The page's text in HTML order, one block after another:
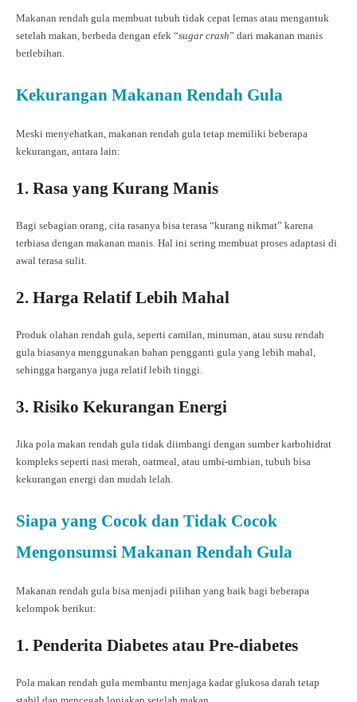
Makanan rendah gula membuat tubuh tidak cepat lemas atau mengantuk
setelah makan, berbeda dengan efek “sugar crash” dari makanan manis
berlebihan.
Kekurangan Makanan Rendah Gula
Meski menyehatkan, makanan rendah gula tetap memiliki beberapa
kekurangan, antara lain:
1. Rasa yang Kurang Manis
Bagi sebagian orang, cita rasanya bisa terasa “kurang nikmat” karena
terbiasa dengan makanan manis. Hal ini sering membuat proses adaptasi di
awal terasa sulit.
2. Harga Relatif Lebih Mahal
Produk olahan rendah gula, seperti camilan, minuman, atau susu rendah
gula biasanya menggunakan bahan pengganti gula yang lebih mahal,
sehingga harganya juga relatif lebih tinggi.
3. Risiko Kekurangan Energi
Jika pola makan rendah gula tidak diimbangi dengan sumber karbohidrat
kompleks seperti nasi merah, oatmeal, atau umbi-umbian, tubuh bisa
kekurangan energi dan mudah lelah.
Siapa yang Cocok dan Tidak Cocok
Mengonsumsi Makanan Rendah Gula
Makanan rendah gula bisa menjadi pilihan yang baik bagi beberapa
kelompok berikut:
1. Penderita Diabetes atau Pre-diabetes
Pola makan rendah gula membantu menjaga kadar glukosa darah tetap